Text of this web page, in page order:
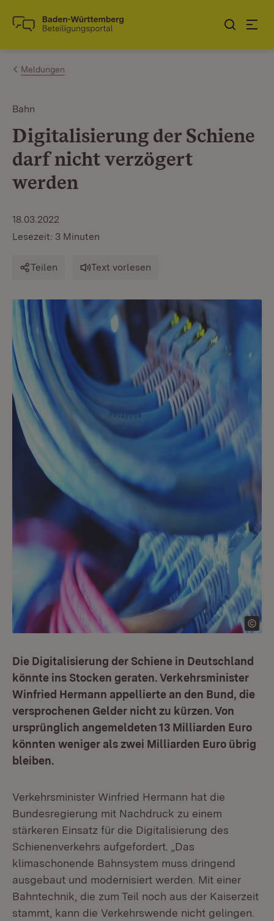
Zum Inhalt springen
Link zur Startseite
Meldungen
Bahn
Digitalisierung der Schiene
darf nicht verzögert
werden
18.03.2022
Lesezeit: 3 Minuten
Teilen Text vorlesen
Die Digitalisierung der Schiene in Deutschland
könnte ins Stocken geraten. Verkehrsminister
Winfried Hermann appellierte an den Bund, die
versprochenen Gelder nicht zu kürzen. Von
ursprünglich angemeldeten 13 Milliarden Euro
könnten weniger als zwei Milliarden Euro übrig
bleiben.
Verkehrsminister Winfried Hermann hat die
Bundesregierung mit Nachdruck zu einem
stärkeren Einsatz für die Digitalisierung des
Schienenverkehrs aufgefordert. „Das
klimaschonende Bahnsystem muss dringend
ausgebaut und modernisiert werden. Mit einer
Bahntechnik, die zum Teil noch aus der Kaiserzeit
stammt, kann die Verkehrswende nicht gelingen.